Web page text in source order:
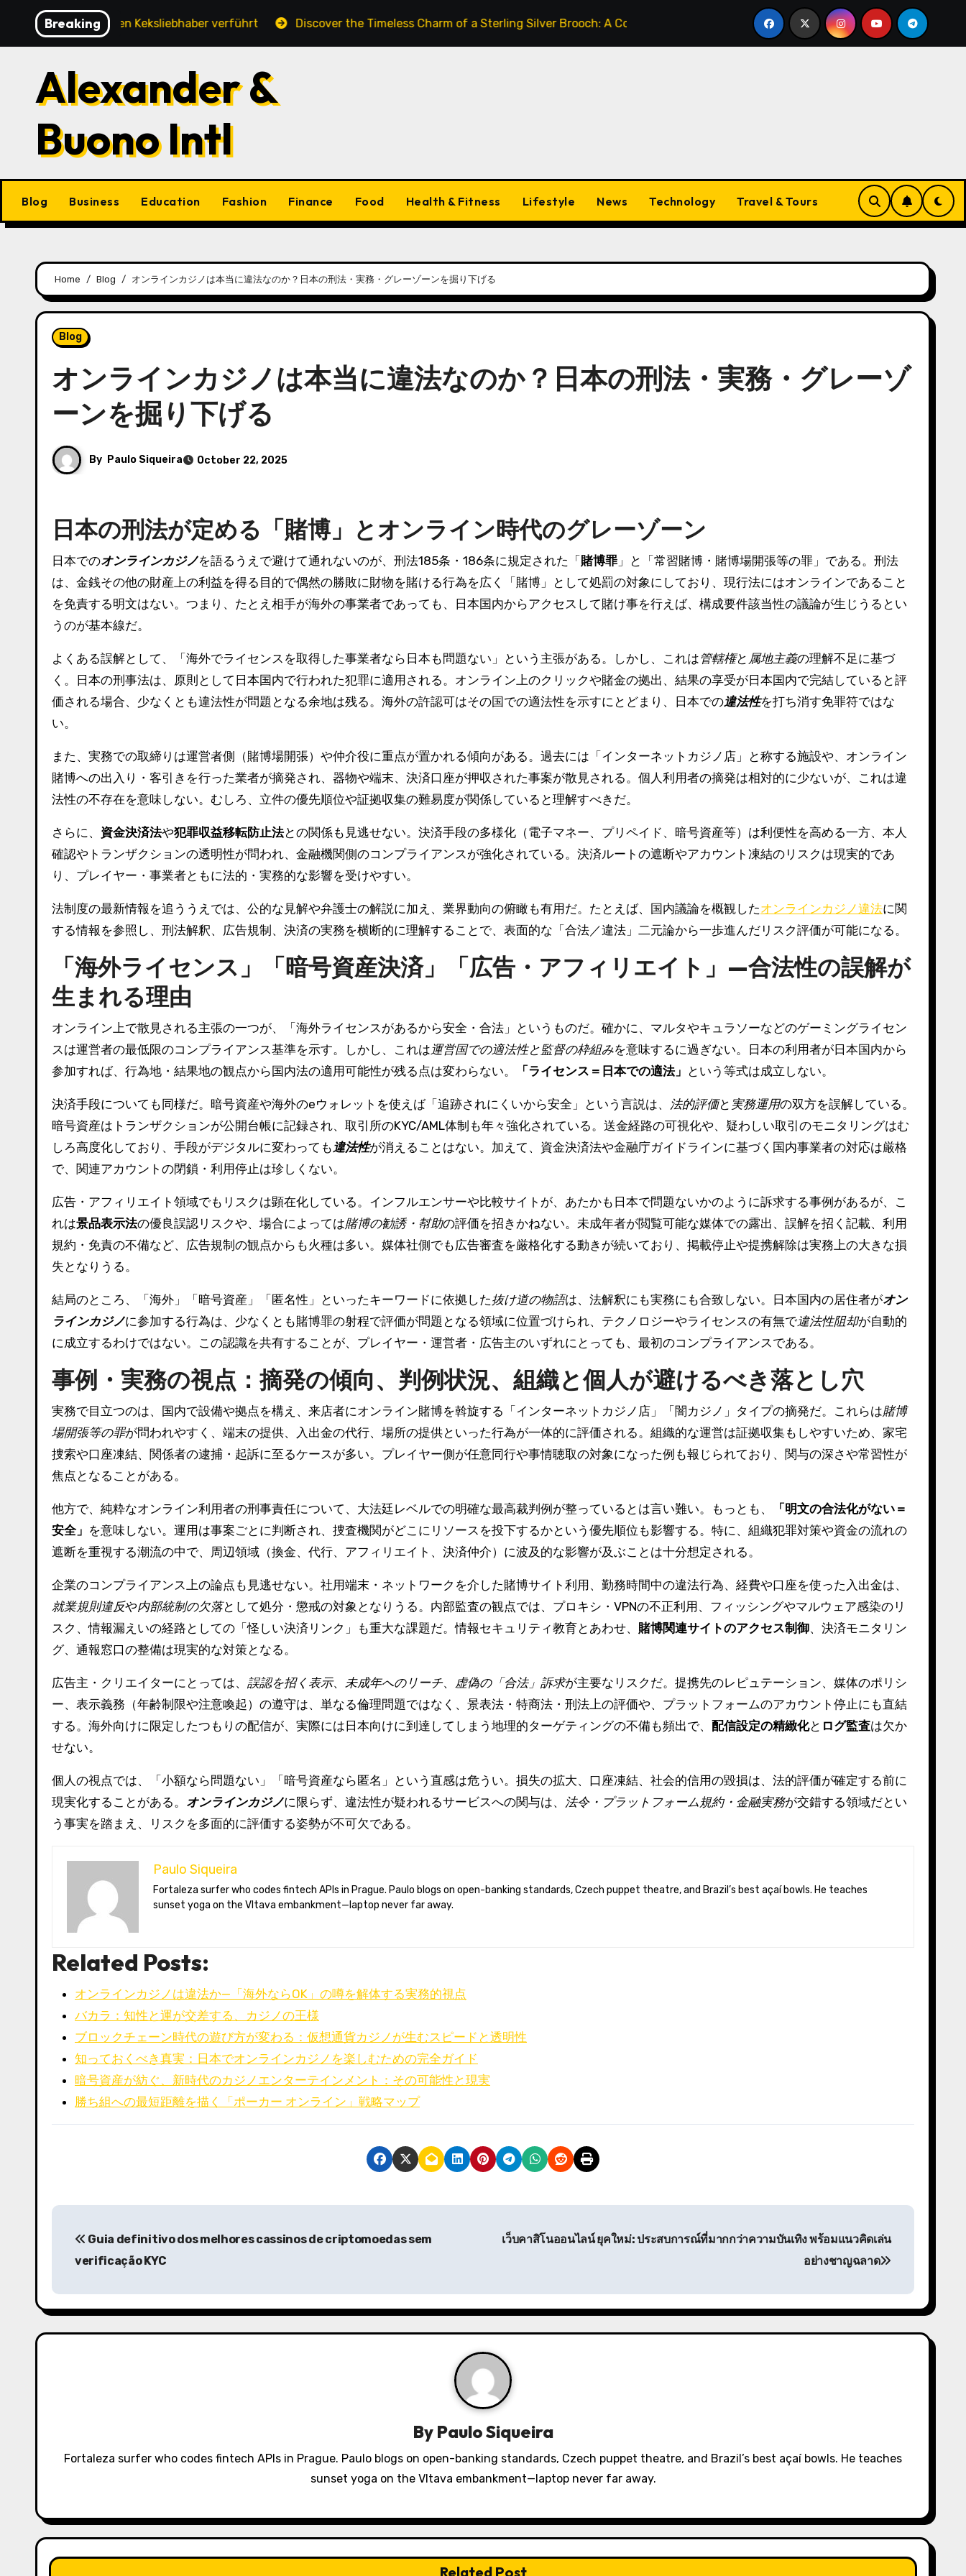
content
Breaking
die jeden Keksliebhaber verführt Discover the Timeless Charm of a Sterling Silver Brooch: A Complete Style Companion The Ultimate Guide to Necklaces for
Alexander &
Buono Intl
Blog Business Education Fashion Finance Food Health & Fitness Lifestyle News Technology Travel & Tours
Home Blog オンラインカジノは本当に違法なのか？日本の刑法・実務・グレーゾーンを掘り下げる
Blog
オンラインカジノは本当に違法なのか？日本の刑法・実務・グレーゾ
ーンを掘り下げる
By Paulo Siqueira October 22, 2025
日本の刑法が定める「賭博」とオンライン時代のグレーゾーン
日本でのオンラインカジノを語るうえで避けて通れないのが、刑法185条・186条に規定された「 賭博罪 」と「常習賭博・賭博場開張等の罪」である。刑法
は、金銭その他の財産上の利益を得る目的で偶然の勝敗に財物を賭ける行為を広く「賭博」として処罰の対象にしており、現行法にはオンラインであること
を免責する明文はない。つまり、たとえ相手が海外の事業者であっても、日本国内からアクセスして賭け事を行えば、構成要件該当性の議論が生じうるとい
うのが基本線だ。
よくある誤解として、「海外でライセンスを取得した事業者なら日本も問題ない」という主張がある。しかし、これは 管轄権と 属地主義の理解不足に基づ
く。日本の刑事法は、原則として日本国内で行われた犯罪に適用される。オンライン上のクリックや賭金の拠出、結果の享受が日本国内で完結していると評
価される場合、少なくとも違法性が問題となる余地は残る。海外の許認可はその国での適法性を示すにとどまり、日本での違法性を打ち消す免罪符ではな
い。
また、実務での取締りは運営者側（賭博場開張）や仲介役に重点が置かれる傾向がある。過去には「インターネットカジノ店」と称する施設や、オンライン
賭博への出入り・客引きを行った業者が摘発され、器物や端末、決済口座が押収された事案が散見される。個人利用者の摘発は相対的に少ないが、これは違
法性の不存在を意味しない。むしろ、立件の優先順位や証拠収集の難易度が関係していると理解すべきだ。
さらに、 資金決済法や犯罪収益移転防止法との関係も見逃せない。決済手段の多様化（電子マネー、プリペイド、暗号資産等）は利便性を高める一方、本人
確認やトランザクションの透明性が問われ、金融機関側のコンプライアンスが強化されている。決済ルートの遮断やアカウント凍結のリスクは現実的であ
り、プレイヤー・事業者ともに法的・実務的な影響を受けやすい。
法制度の最新情報を追ううえでは、公的な見解や弁護士の解説に加え、業界動向の俯瞰も有用だ。たとえば、国内議論を概観したオンラインカジノ違法に関
する情報を参照し、刑法解釈、広告規制、決済の実務を横断的に理解することで、表面的な「合法／違法」二元論から一歩進んだリスク評価が可能になる。
「海外ライセンス」「暗号資産決済」「広告・アフィリエイト」—合法性の誤解が
生まれる理由
オンライン上で散見される主張の一つが、「海外ライセンスがあるから安全・合法」というものだ。確かに、マルタやキュラソーなどのゲーミングライセン
スは運営者の最低限のコンプライアンス基準を示す。しかし、これは運営国での適法性と監督の枠組みを意味するに過ぎない。日本の利用者が日本国内から
参加すれば、行為地・結果地の観点から国内法の適用可能性が残る点は変わらない。
「ライセンス＝日本での適法」 という等式は成立しない。
決済手段についても同様だ。暗号資産や海外のeウォレットを使えば「追跡されにくいから安全」という言説は、 法的評価と 実務運用の双方を誤解している。
暗号資産はトランザクションが公開台帳に記録され、取引所のKYC/AML体制も年々強化されている。送金経路の可視化や、疑わしい取引のモニタリングはむ
しろ高度化しており、手段がデジタルに変わっても違法性が消えることはない。加えて、資金決済法や金融庁ガイドラインに基づく国内事業者の対応は厳格
で、関連アカウントの閉鎖・利用停止は珍しくない。
広告・アフィリエイト領域でもリスクは顕在化している。インフルエンサーや比較サイトが、あたかも日本で問題ないかのように訴求する事例があるが、こ
れは景品表示法の優良誤認リスクや、場合によっては賭博の勧誘・幇助の評価を招きかねない。未成年者が閲覧可能な媒体での露出、誤解を招く記載、利用
規約・免責の不備など、広告規制の観点からも火種は多い。媒体社側でも広告審査を厳格化する動きが続いており、掲載停止や提携解除は実務上の大きな損
失となりうる。
結局のところ、「海外」「暗号資産」「匿名性」といったキーワードに依拠した抜け道の物語は、法解釈にも実務にも合致しない。日本国内の居住者がオン
ラインカジノに参加する行為は、少なくとも賭博罪の射程で評価が問題となる領域に位置づけられ、テクノロジーやライセンスの有無で違法性阻却が自動的
に成立するわけではない。この認識を共有することが、プレイヤー・運営者・広告主のいずれにとっても、最初のコンプライアンスである。
事例・実務の視点：摘発の傾向、判例状況、組織と個人が避けるべき落とし穴
実務で目立つのは、国内で設備や拠点を構え、来店者にオンライン賭博を斡旋する「インターネットカジノ店」「闇カジノ」タイプの摘発だ。これらは賭博
場開張等の罪が問われやすく、端末の提供、入出金の代行、場所の提供といった行為が一体的に評価される。組織的な運営は証拠収集もしやすいため、家宅
捜索や口座凍結、関係者の逮捕・起訴に至るケースが多い。プレイヤー側が任意同行や事情聴取の対象になった例も報じられており、関与の深さや常習性が
焦点となることがある。
他方で、純粋なオンライン利用者の刑事責任について、大法廷レベルでの明確な最高裁判例が整っているとは言い難い。もっとも、
「明文の合法化がない＝
安全」 を意味しない。運用は事案ごとに判断され、捜査機関がどこにリソースを投下するかという優先順位も影響する。特に、組織犯罪対策や資金の流れの
遮断を重視する潮流の中で、周辺領域（換金、代行、アフィリエイト、決済仲介）に波及的な影響が及ぶことは十分想定される。
企業のコンプライアンス上の論点も見逃せない。社用端末・ネットワークを介した賭博サイト利用、勤務時間中の違法行為、経費や口座を使った入出金は、
就業規則違反や内部統制の欠落として処分・懲戒の対象となりうる。内部監査の観点では、プロキシ・VPNの不正利用、フィッシングやマルウェア感染のリ
スク、情報漏えいの経路としての「怪しい決済リンク」も重大な課題だ。情報セキュリティ教育とあわせ、 賭博関連サイトのアクセス制御、決済モニタリン
グ、通報窓口の整備は現実的な対策となる。
広告主・クリエイターにとっては、 誤認を招く表示、 未成年へのリーチ、 虚偽の「合法」訴求が主要なリスクだ。提携先のレピュテーション、媒体のポリシ
ー、表示義務（年齢制限や注意喚起）の遵守は、単なる倫理問題ではなく、景表法・特商法・刑法上の評価や、プラットフォームのアカウント停止にも直結
する。海外向けに限定したつもりの配信が、実際には日本向けに到達してしまう地理的ターゲティングの不備も頻出で、 配信設定の精緻化と ログ監査は欠か
せない。
個人の視点では、「小額なら問題ない」「暗号資産なら匿名」という直感は危うい。損失の拡大、口座凍結、社会的信用の毀損は、法的評価が確定する前に
現実化することがある。 オンラインカジノに限らず、違法性が疑われるサービスへの関与は、 法令・プラットフォーム規約・金融実務が交錯する領域だとい
う事実を踏まえ、リスクを多面的に評価する姿勢が不可欠である。
Paulo Siqueira
Fortaleza surfer who codes fintech APIs in Prague. Paulo blogs on open-banking standards, Czech puppet theatre, and Brazil’s best açaí bowls. He teaches
sunset yoga on the Vltava embankment—laptop never far away.
Related Posts:
オンラインカジノは違法か—「海外ならOK」の噂を解体する実務的視点
バカラ：知性と運が交差する、カジノの王様
ブロックチェーン時代の遊び方が変わる：仮想通貨カジノが生むスピードと透明性
知っておくべき真実：日本でオンラインカジノを楽しむための完全ガイド
暗号資産が紡ぐ、新時代のカジノエンターテインメント：その可能性と現実
勝ち組への最短距離を描く「ポーカー オンライン」戦略マップ
P
t
n
t
i
Guia definitivo dos melhores cassinos de criptomoedas sem
verificação KYC
เว็บคาสิโนออนไลน์ ยุคใหม่: ประสบการณ์ที่มากกว่าความบันเทิง พร้อมแนวคิดเล่น
อย่างชาญฉลาด
By Paulo Siqueira
Fortaleza surfer who codes fintech APIs in Prague. Paulo blogs on open-banking standards, Czech puppet theatre, and Brazil’s best açaí bowls. He teaches
sunset yoga on the Vltava embankment—laptop never far away.
Related Post